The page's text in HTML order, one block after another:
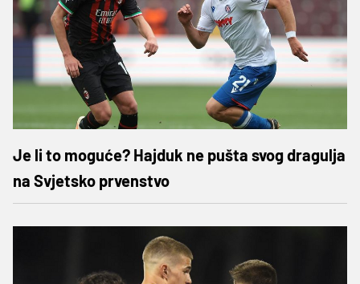
Je li to moguće? Hajduk ne pušta svog dragulja
na Svjetsko prvenstvo